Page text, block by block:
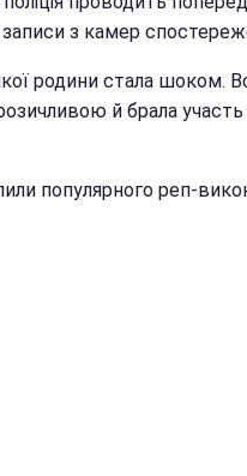
записи з камер
родини стала шоком.
й брала участь
популярного реп-